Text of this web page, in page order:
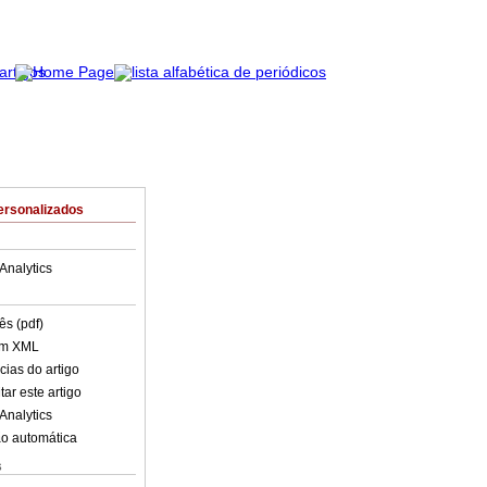
(pdf)
XML
do artigo
este artigo
automática